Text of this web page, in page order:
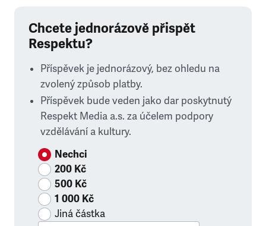
Chcete jednorázově přispět
Respektu?
Příspěvek je jednorázový, bez ohledu na
zvolený způsob platby.
Příspěvek bude veden jako dar poskytnutý
Respekt Media a.s. za účelem podpory
vzdělávání a kultury.
Nechci
200 Kč
500 Kč
1 000 Kč
Jiná částka